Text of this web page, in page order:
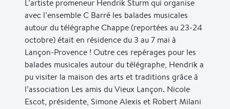
L’artiste promeneur Hendrik Sturm qui organise
avec l’ensemble C Barré les balades musicales
autour du télégraphe Chappe (reportées au 23-24
octobre) était en résidence du 3 au 7 mai à
Lançon-Provence ! Outre ces repérages pour les
balades musicales autour du télégraphe, Hendrik a
pu visiter la maison des arts et traditions grâce à
l’association Les amis du Vieux Lançon. Nicole
Escot, présidente, Simone Alexis et Robert Milani